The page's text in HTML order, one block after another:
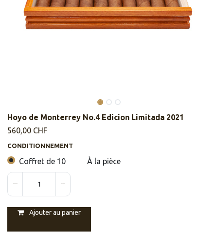
Hoyo de Monterrey No.4 Edicion Limitada 2021
560,00 CHF
CONDITIONNEMENT
Coffret de 10 À la pièce
Ajouter au panier